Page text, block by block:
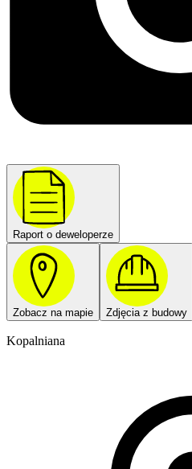
Raport o deweloperze
Zobacz na mapie Zdjęcia z budowy
Kopalniana